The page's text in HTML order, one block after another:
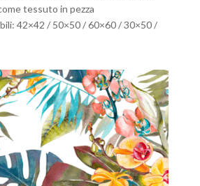
tessuto in pezza
42×42 / 50×50 / 60×60 / 30×50 /